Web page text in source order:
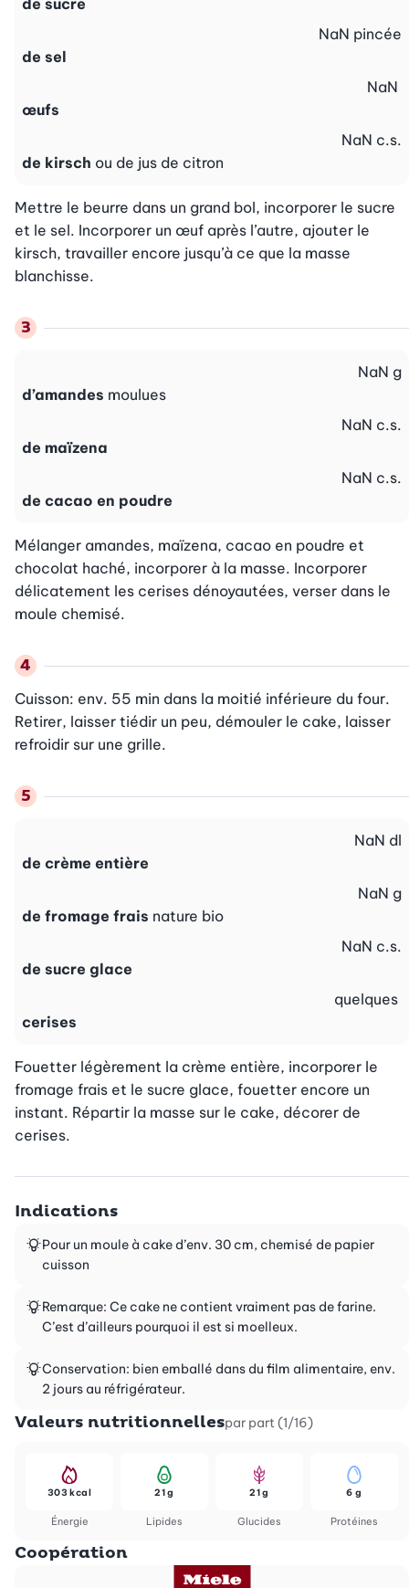
de sucre
de sel
NaN pincée
œufs
NaN
de kirsch ou de jus de citron
NaN c.s.
Mettre le beurre dans un grand bol, incorporer le sucre
et le sel. Incorporer un œuf après l’autre, ajouter le
kirsch, travailler encore jusqu’à ce que la masse
blanchisse.
d’amandes moulues
NaN g
de maïzena
NaN c.s.
de cacao en poudre
NaN c.s.
Mélanger amandes, maïzena, cacao en poudre et
chocolat haché, incor­porer à la masse. Incorporer
délicatement les cerises dénoyautées, verser dans le
moule chemisé.
Cuisson: env. 55 min dans la moitié inférieure du four.
Retirer, laisser tiédir un peu, démouler le cake, laisser
refroidir sur une grille.
de crème entière
NaN dl
de fromage frais nature bio
NaN g
de sucre glace
NaN c.s.
cerises
quelques
Fouetter légèrement la crème entière, incorporer le
fromage frais et le sucre glace, fouetter encore un
instant. Répartir la masse sur le cake, décorer de
cerises.
Indications
Pour un moule à cake d’env. 30 cm, chemisé de papier
cuisson
Remarque: Ce cake ne contient vraiment pas de farine.
C’est d’ailleurs pourquoi il est si moelleux.
Conservation: bien emballé dans du film alimentaire, env.
2 jours au réfrigérateur.
Valeurs nutritionnellespar part (1/16)
Énergie
303 kcal
Lipides
21 g
Glucides
21 g
Protéines
6 g
Coopération